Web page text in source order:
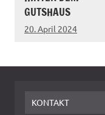
GUTSHAUS
20. April 2024
KONTAKT